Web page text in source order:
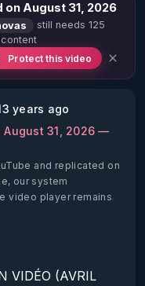
August 31, 2026
still needs 125
Protect this video
years ago
31, 2026 —
and replicated on
our system
video player remains
VIDÉO (AVRIL